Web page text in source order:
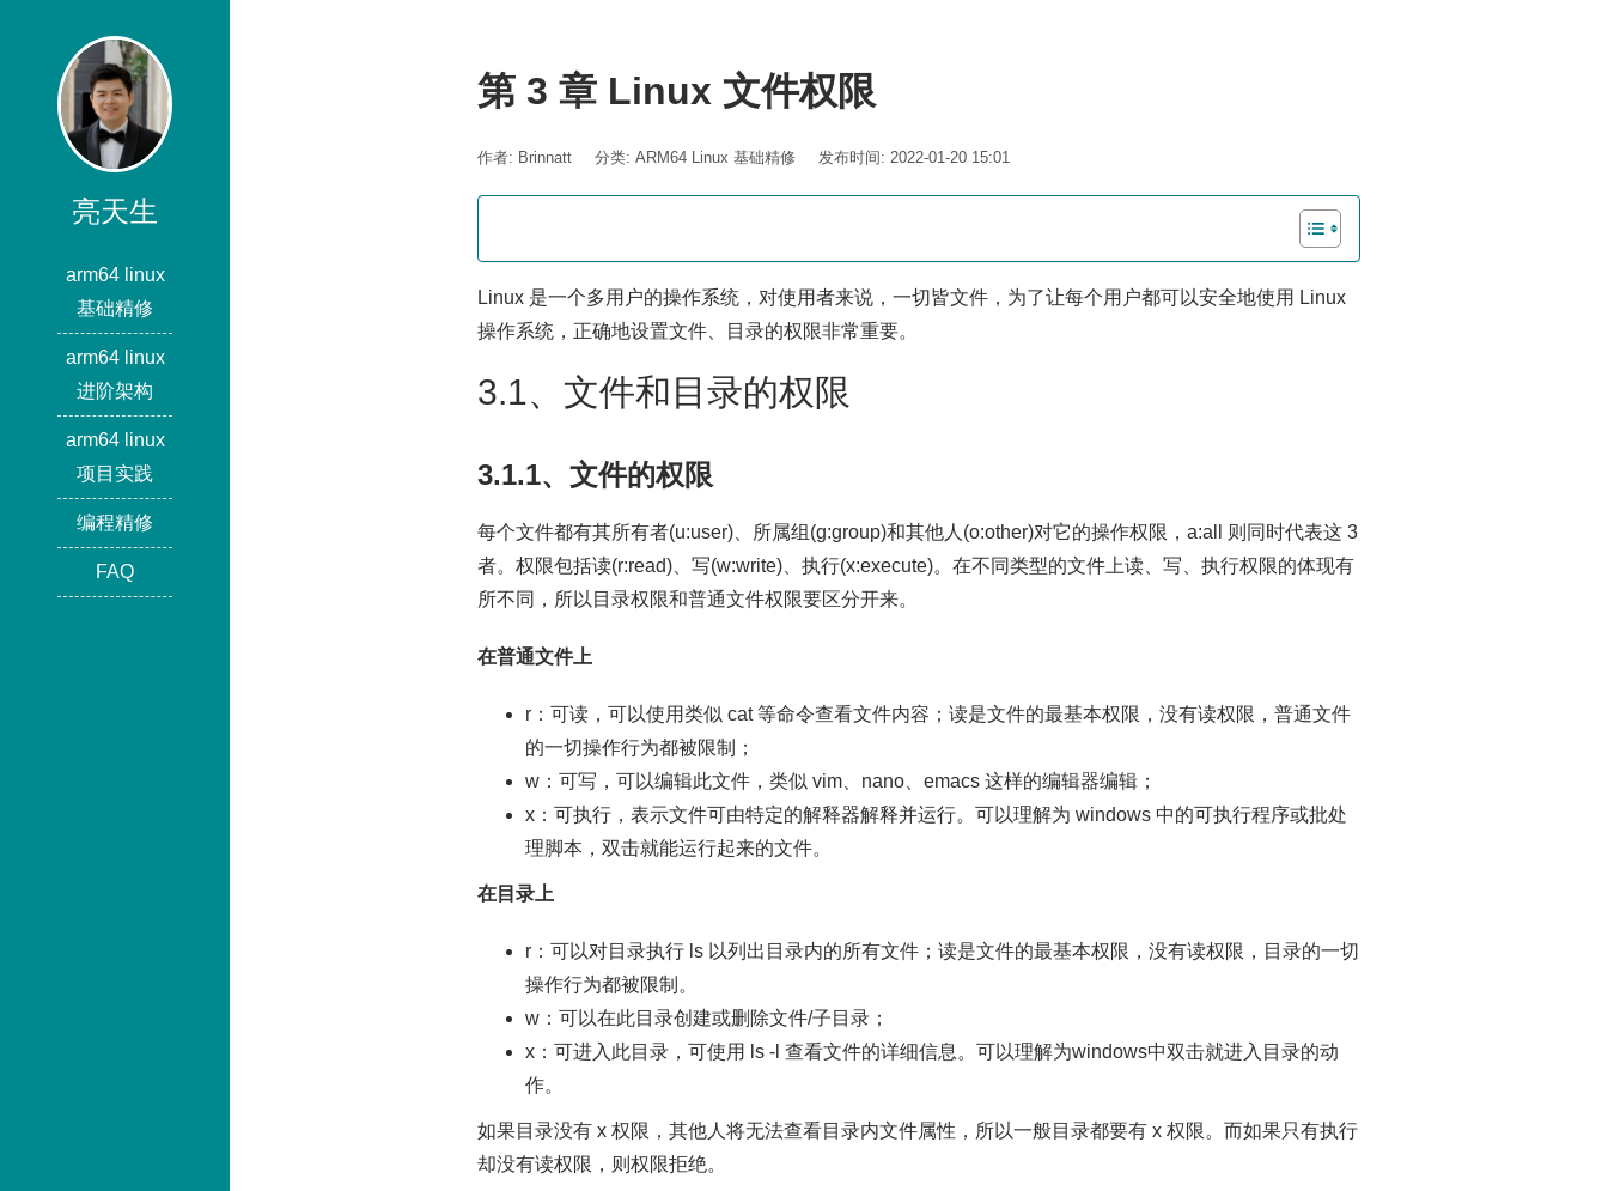
亮天生
arm64 linux
基础精修
arm64 linux
进阶架构
arm64 linux
项目实践
编程精修
FAQ
第 3 章 Linux 文件权限
作者: Brinnatt 分类: ARM64 Linux 基础精修 发布时间: 2022-01-20 15:01
Linux 是一个多用户的操作系统，对使用者来说，一切皆文件，为了让每个用户都可以安全地使用 Linux
操作系统，正确地设置文件、目录的权限非常重要。
3.1、文件和目录的权限
3.1.1、文件的权限
每个文件都有其所有者(u:user)、所属组(g:group)和其他人(o:other)对它的操作权限，a:all 则同时代表这 3
者。权限包括读(r:read)、写(w:write)、执行(x:execute)。在不同类型的文件上读、写、执行权限的体现有
所不同，所以目录权限和普通文件权限要区分开来。
在普通文件上
r：可读，可以使用类似 cat 等命令查看文件内容；读是文件的最基本权限，没有读权限，普通文件
的一切操作行为都被限制；
w：可写，可以编辑此文件，类似 vim、nano、emacs 这样的编辑器编辑；
x：可执行，表示文件可由特定的解释器解释并运行。可以理解为 windows 中的可执行程序或批处
理脚本，双击就能运行起来的文件。
在目录上
r：可以对目录执行 ls 以列出目录内的所有文件；读是文件的最基本权限，没有读权限，目录的一切
操作行为都被限制。
w：可以在此目录创建或删除文件/子目录；
x：可进入此目录，可使用 ls -l 查看文件的详细信息。可以理解为windows中双击就进入目录的动
作。
如果目录没有 x 权限，其他人将无法查看目录内文件属性，所以一般目录都要有 x 权限。而如果只有执行
却没有读权限，则权限拒绝。